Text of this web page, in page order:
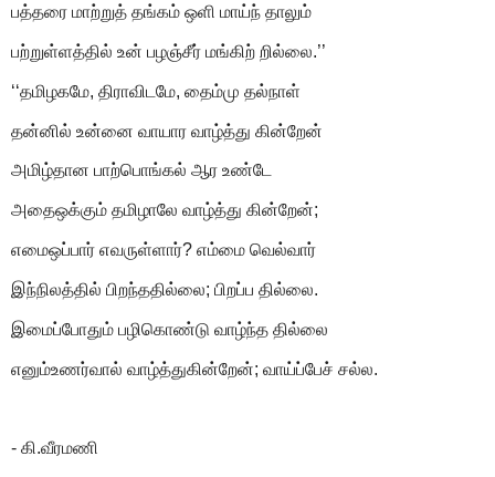
பத்தரை மாற்றுத் தங்கம் ஒளி மாய்ந் தாலும்
பற்றுள்ளத்தில் உன் பழஞ்சீர் மங்கிற் றில்லை.’’
‘‘தமிழகமே, திராவிடமே, தைம்மு தல்நாள்
தன்னில் உன்னை வாயார வாழ்த்து கின்றேன்
அமிழ்தான பாற்பொங்கல் ஆர உண்டே
அதைஒக்கும் தமிழாலே வாழ்த்து கின்றேன்;
எமைஒப்பார் எவருள்ளார்? எம்மை வெல்வார்
இந்நிலத்தில் பிறந்ததில்லை; பிறப்ப தில்லை.
இமைப்போதும் பழிகொண்டு வாழ்ந்த தில்லை
எனும்உணர்வால் வாழ்த்துகின்றேன்; வாய்ப்பேச் சல்ல.
- கி.வீரமணி